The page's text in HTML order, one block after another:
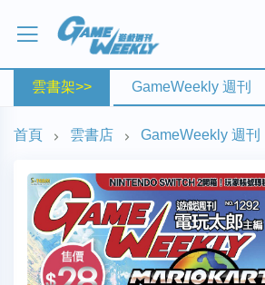
雲書架>> GameWeekly 週刊
首頁 雲書店 GameWeekly 週刊